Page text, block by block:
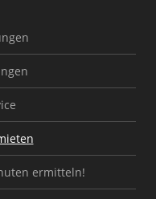
ermitteln!